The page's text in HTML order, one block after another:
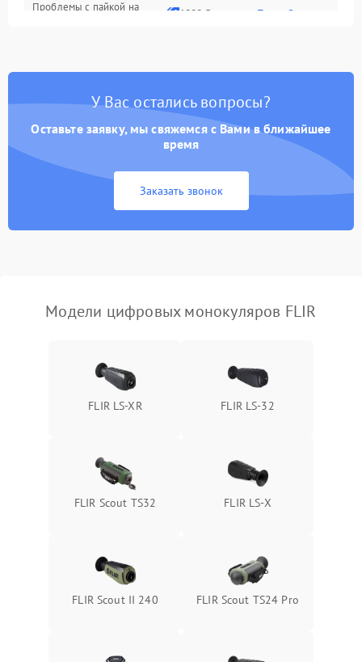
Проблемы с пайкой на
1000 ₽ Подробнее →
процессора
Повреждение внутренних
проводов
500 ₽
Неисправность Wi-
Fi/Bluetooth модуля
1500 ₽
изображения
Проблемы с заземлением Подробнее →
Неисправность кнопок
Подробнее →
У Вас остались вопросы?
Оставьте заявку, мы свяжемся с Вами в ближайшее
время
Заказать звонок
Модели цифровых монокуляров FLIR
FLIR LS-XR FLIR LS-32
FLIR Scout TS32 FLIR LS-X
FLIR Scout II 240 FLIR Scout TS24 Pro